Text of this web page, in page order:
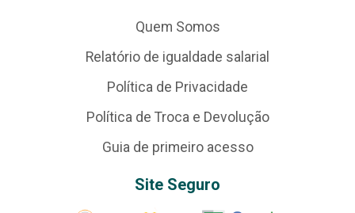
Quem Somos
Relatório de igualdade salarial
Política de Privacidade
Política de Troca e Devolução
Guia de primeiro acesso
Site Seguro